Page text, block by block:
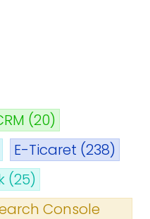
(20)
E-Ticaret (238)
(25)
Console